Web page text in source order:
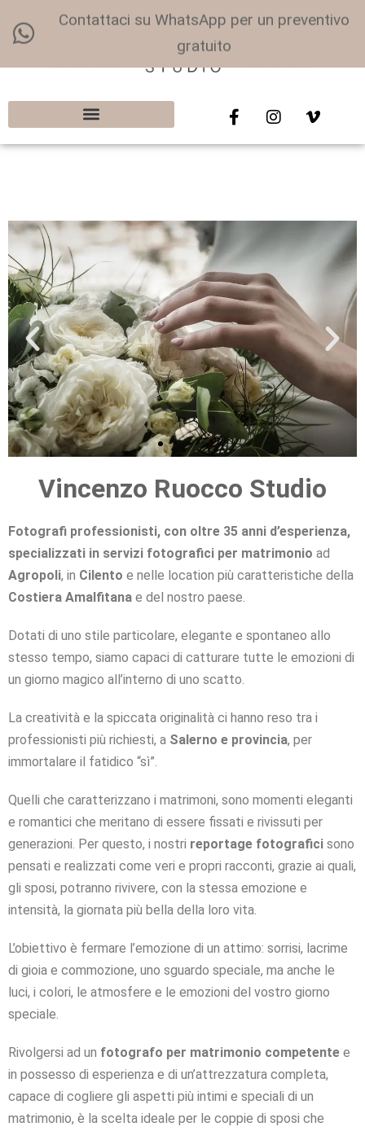
Contattaci su WhatsApp per un preventivo
gratuito
IMMAGINI RICERCATE E
Clicca qui
PARTICOLARE ATTENZIONE AI
Clicca qui
RACCONTIAMO CON AMORE IL
Clicca qui
RITRATTI CREATIVI
REPORTAGE DI MATRIMONIO
Clicca qui
LA VOSTRA FELICITÀ È LA
Clicca qui
IMMAGINI RICERCATE E
Clicca qui
PARTICOLARE ATTENZIONE AI
Clicca qui
RACCONTIAMO CON AMORE IL
Clicca qui
RITRATTI CREATIVI
REPORTAGE DI MATRIMONIO
Clicca qui
LA VOSTRA FELICITÀ È LA
Clicca qui
IMMAGINI RICERCATE E
Clicca qui
PARTICOLARE ATTENZIONE AI
Clicca qui
RACCONTIAMO CON AMORE IL
Clicca qui
RITRATTI CREATIVI
REPORTAGE DI MATRIMONIO
Clicca qui
LA VOSTRA FELICITÀ È LA
Clicca qui
Vincenzo Ruocco Studio
Fotografi professionisti, con oltre 35 anni d’esperienza,
specializzati in servizi fotografici per matrimonio ad
Agropoli, in Cilento e nelle location più caratteristiche della
Costiera Amalfitana e del nostro paese.
Dotati di uno stile particolare, elegante e spontaneo allo
stesso tempo, siamo capaci di catturare tutte le emozioni di
un giorno magico all’interno di uno scatto.
La creatività e la spiccata originalità ci hanno reso tra i
professionisti più richiesti, a Salerno e provincia, per
immortalare il fatidico “sì”.
Quelli che caratterizzano i matrimoni, sono momenti eleganti
e romantici che meritano di essere fissati e rivissuti per
generazioni. Per questo, i nostri reportage fotografici sono
pensati e realizzati come veri e propri racconti, grazie ai quali,
gli sposi, potranno rivivere, con la stessa emozione e
intensità, la giornata più bella della loro vita.
L’obiettivo è fermare l’emozione di un attimo: sorrisi, lacrime
di gioia e commozione, uno sguardo speciale, ma anche le
luci, i colori, le atmosfere e le emozioni del vostro giorno
speciale.
Rivolgersi ad un fotografo per matrimonio competente e
in possesso di esperienza e di un’attrezzatura completa,
capace di cogliere gli aspetti più intimi e speciali di un
matrimonio, è la scelta ideale per le coppie di sposi che